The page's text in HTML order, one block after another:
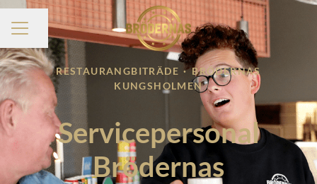
KARRIÄRMENY
Dela sidan
RESTAURANGBITRÄDE · BRÖDERNAS
KUNGSHOLMEN
Servicepersonal
Brödernas